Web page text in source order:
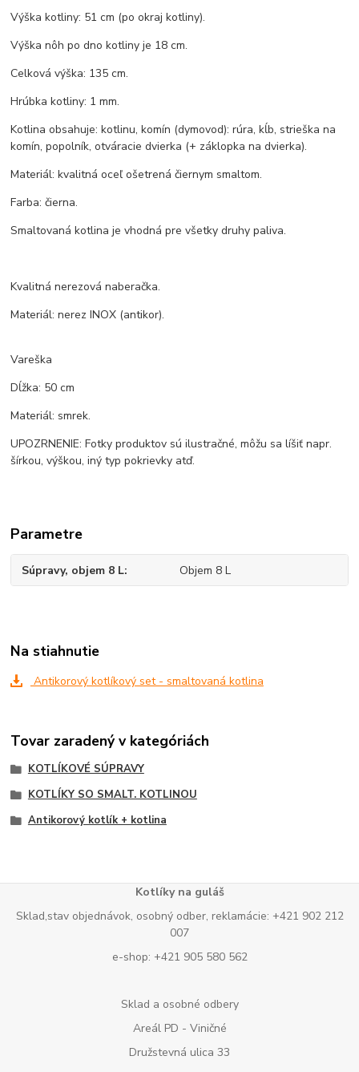
Výška kotliny: 51 cm (po okraj kotliny).
Výška nôh po dno kotliny je 18 cm.
Celková výška: 135 cm.
Hrúbka kotliny: 1 mm.
Kotlina obsahuje: kotlinu, komín (dymovod): rúra, kĺb, strieška na
komín, popolník, otváracie dvierka (+ záklopka na dvierka).
Materiál: kvalitná oceľ ošetrená čiernym smaltom.
Farba: čierna.
Smaltovaná kotlina je vhodná pre všetky druhy paliva.
Kvalitná nerezová naberačka.
Materiál: nerez INOX (antikor).
Vareška
Dĺžka: 50 cm
Materiál: smrek.
UPOZRNENIE: Fotky produktov sú ilustračné, môžu sa líšiť napr.
šírkou, výškou, iný typ pokrievky atď.
Parametre
Súpravy, objem 8 L Objem 8 L
Na stiahnutie
Antikorový kotlíkový set - smaltovaná kotlina
Tovar zaradený v kategóriách
KOTLÍKOVÉ SÚPRAVY
KOTLÍKY SO SMALT. KOTLINOU
Antikorový kotlík + kotlina
Kotlíky na guláš
Sklad,stav objednávok, osobný odber, reklamácie: +421 902 212
007
e-shop: +421 905 580 562
Sklad a osobné odbery
Areál PD - Viničné
Družstevná ulica 33